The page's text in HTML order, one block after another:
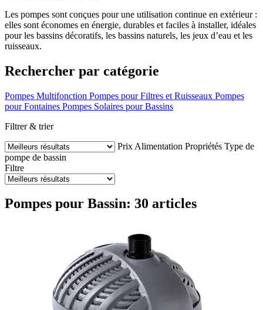
Les pompes sont conçues pour une utilisation continue en extérieur :
elles sont économes en énergie, durables et faciles à installer, idéales
pour les bassins décoratifs, les bassins naturels, les jeux d’eau et les
ruisseaux.
Rechercher par catégorie
Pompes Multifonction Pompes pour Filtres et Ruisseaux Pompes
pour Fontaines Pompes Solaires pour Bassins
Filtrer & trier
Prix Alimentation Propriétés Type de
pompe de bassin
Filtre
Pompes pour Bassin: 30 articles